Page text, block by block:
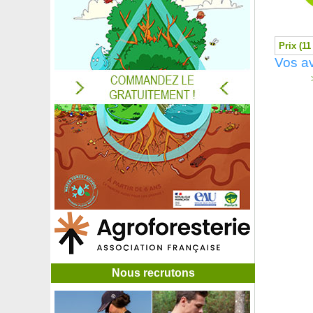
Genêt à balais 'Boskoop Ruby'
Genêt à balais 'Burkwoodii'
Genêt à balais 'La Coquette'
Genêt à balais 'Lena'
Genêt d'Espagne
Genévrier à port étalé 'Old Gold'
Genévrier à port étalé 'Pfitzeriana Aurea'
Genévrier à port étalé 'Pfitzeriana Glauca'
Genévrier cade
Genévrier commun
Géranium 'Ann Folkard'
Géranium 'Dusky Crûg'
Géranium 'Espresso'
Géranium 'Johnson Blue'
Géranium 'Nimbus'
Géranium 'Rozanne'
Géranium 'Russel Prichard'
Géranium 'Samobor'
Géranium vivace à fleurs blanches
Germandrée arbustive
Germandrée luisante
Nous recrutons
Prix
Vos